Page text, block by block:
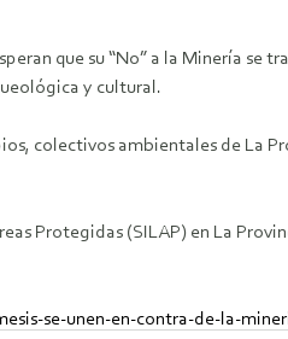
que su “No” a la Minería se
y cultural.
colectivos ambientales de La
Protegidas (SILAP) en La
se-unen-en-contra-de-la-